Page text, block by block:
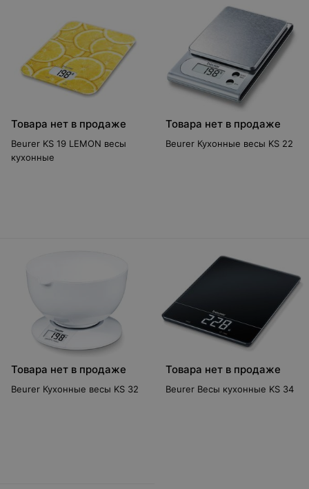
Товара нет в продаже
Beurer KS 19 LEMON весы
кухонные
Товара нет в продаже
Beurer Кухонные весы KS 22
Товара нет в продаже
Beurer Кухонные весы KS 32
Товара нет в продаже
Beurer Весы кухонные KS 34